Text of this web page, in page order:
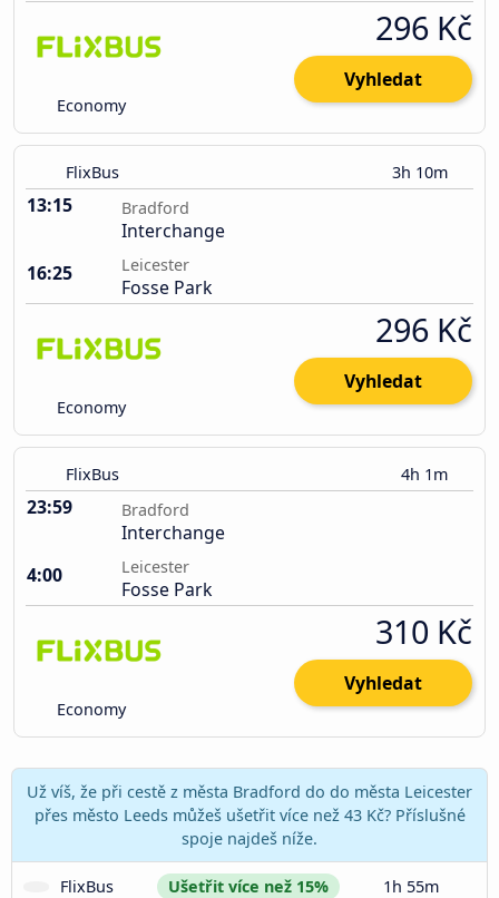
Economy
296 Kč
Vyhledat
FlixBus 3h 10m
13:15 Bradford
Interchange
16:25
Leicester
Fosse Park
Economy
296 Kč
Vyhledat
FlixBus 4h 1m
23:59 Bradford
Interchange
4:00
Leicester
Fosse Park
Economy
310 Kč
Vyhledat
Už víš, že při cestě z města Bradford do do města Leicester
přes město Leeds můžeš ušetřit více než 43 Kč? Příslušné
spoje najdeš níže.
FlixBus Ušetřit více než 15% 1h 55m